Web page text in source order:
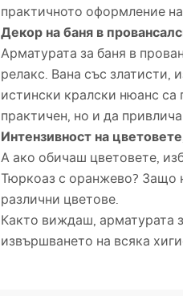
практичното оформление
Декор на баня в
Арматурата за баня в
релакс. Вана със златисти,
истински кралски нюанс
практичен, но и да
Интензивност на
А ако обичаш цветовете,
Тюркоаз с оранжево? Защо
различни цветове.
Както виждаш, арматурата
извършването на всяка